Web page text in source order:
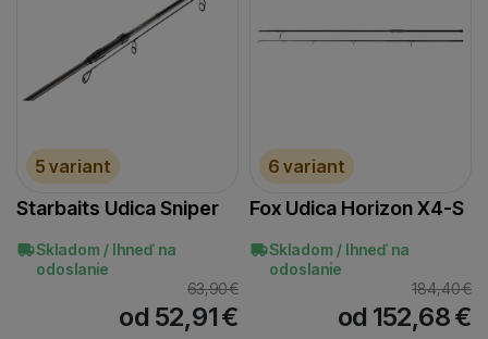
5 variant
Starbaits Udica Sniper
Skladom / Ihneď na
odoslanie
63,90€
od 52,91€
6 variant
Fox Udica Horizon X4-S
Skladom / Ihneď na
odoslanie
184,40€
od 152,68€